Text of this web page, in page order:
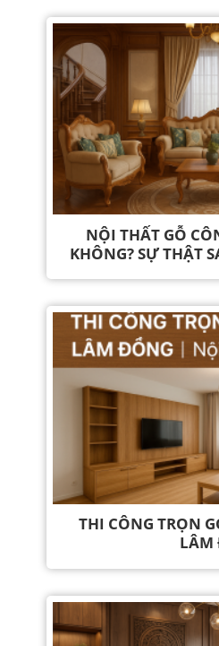
NỘI THẤT GỖ
KHÔNG? SỰ THẬT
THI CÔNG TRỌN
LÂM